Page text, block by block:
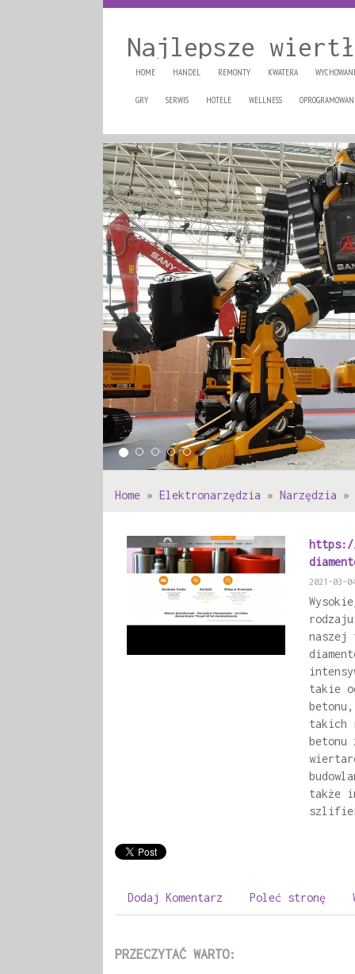
Najlepsze
HOME HANDEL REMONTY KWATERA
GRY SERWIS HOTELE WELLNESS
Home » Elektronarzędzia » Narzędzia »
2021-03-
naszej
takie
takich
betonu
także
Dodaj Komentarz Poleć stronę
PRZECZYTAĆ WARTO: